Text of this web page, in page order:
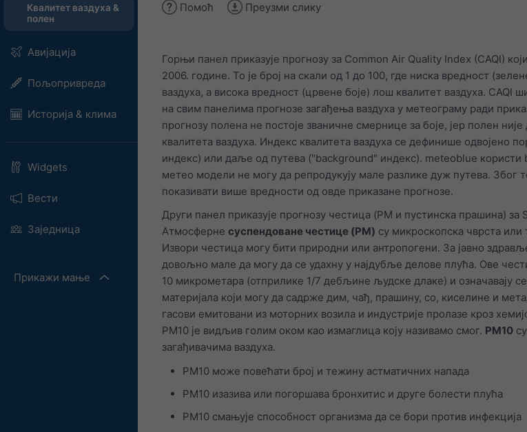
Квалитет ваздуха &
полен
Авијација
Пољопривреда
Историја & клима
Widgets
Вести
Заједница
Прикажи мање
Помоћ Преузми слику
Горњи панел приказује прогнозу за Common Air Quality Index (CAQI)
2006. године. То је број на скали од 1 до 100, где ниска вредност
ваздуха, а висока вредност (црвене боје) лош квалитет ваздуха. CAQI
на свим панелима прогнозе загађења ваздуха у метеограму ради
прогнозу полена не постоје званичне смернице за боје, јер полен
квалитета ваздуха. Индекс квалитета ваздуха се дефинише одвојено
индекс) или даље од путева ("background" индекс). meteoblue користи
метео модели не могу да репродукују мале разлике дуж путева. Због
показивати више вредности од овде приказане прогнозе.
Други панел приказује прогнозу честица (PM и пустинска прашина) за
Атмосферне суспендоване честице (PM) су микроскопска чврста или
Извори честица могу бити природни или антропогени. За јавно
довољно мале да могу да се удахну у најдубље делове плућа. Ове
10 микрометара (отприлике 1/7 дебљине људске длаке) и означавају
материјала који могу да садрже дим, чађ, прашину, со, киселине и
гасови емитовани из моторних возила и индустрије пролазе кроз
PM10 је видљив голим оком као измаглица коју називамо смог. PM10
загађивачима ваздуха.
PM10 може повећати број и тежину астматичних напада
PM10 изазива или погоршава бронхитис и друге болести плућа
PM10 смањује способност организма да се бори против инфекција